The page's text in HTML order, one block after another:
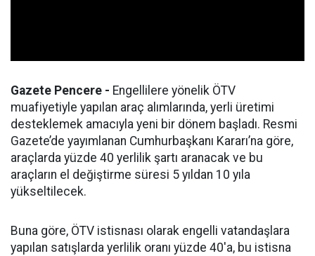
Gazete Pencere - Engellilere yönelik ÖTV
muafiyetiyle yapılan araç alımlarında, yerli üretimi
desteklemek amacıyla yeni bir dönem başladı. Resmi
Gazete’de yayımlanan Cumhurbaşkanı Kararı’na göre,
araçlarda yüzde 40 yerlilik şartı aranacak ve bu
araçların el değiştirme süresi 5 yıldan 10 yıla
yükseltilecek.
Buna göre, ÖTV istisnası olarak engelli vatandaşlara
yapılan satışlarda yerlilik oranı yüzde 40'a, bu istisna